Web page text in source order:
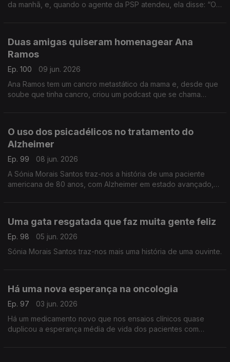
da manhã, e, quando o agente da PSP atendeu, ela disse: “Olá
Duas amigas quiseram homenagear Ana
Ramos
Ep. 100
09 jun. 2026
Ana Ramos tem um cancro metastático da mama e, desde que
soube que tinha cancro, criou um podcast que se chama
O uso dos psicadélicos no tratamento do
Alzheimer
Ep. 99
08 jun. 2026
A Sónia Morais Santos traz-nos a história de uma paciente
americana de 80 anos, com Alzheimer em estado avançado,
Uma gata resgatada que faz muita gente feliz
Ep. 98
05 jun. 2026
Sónia Morais Santos traz-nos mais uma história de uma ouvinte.
Há uma nova esperança na oncologia
Ep. 97
03 jun. 2026
Há um medicamento novo que nos ensaios clínicos quase
duplicou a esperança média de vida dos pacientes com